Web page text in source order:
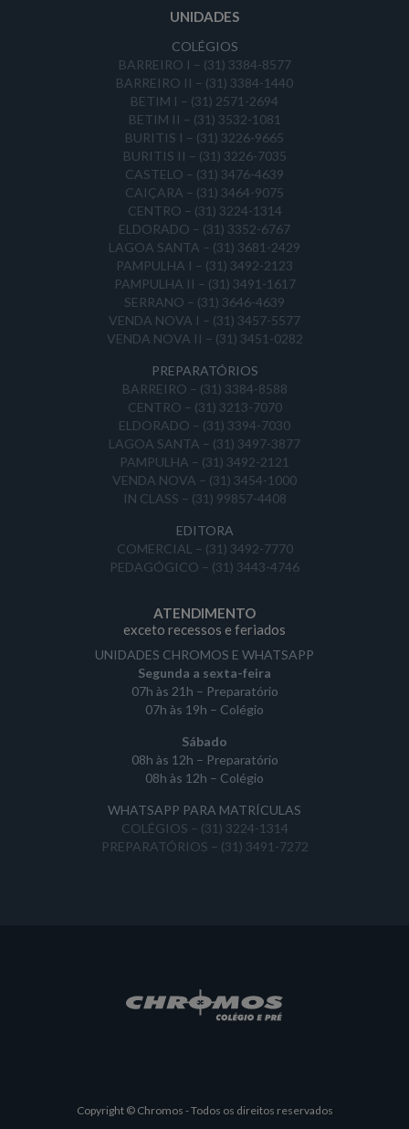
UNIDADES
COLÉGIOS
BARREIRO I – (31) 3384-8577
BARREIRO II – (31) 3384-1440
BETIM I – (31) 2571-2694
BETIM II – (31) 3532-1081
BURITIS I – (31) 3226-9665
BURITIS II – (31) 3226-7035
CASTELO – (31) 3476-4639
CAIÇARA – (31) 3464-9075
CENTRO – (31) 3224-1314
ELDORADO – (31) 3352-6767
LAGOA SANTA – (31) 3681-2429
PAMPULHA I – (31) 3492-2123
PAMPULHA II – (31) 3491-1617
SERRANO – (31) 3646-4639
VENDA NOVA I – (31) 3457-5577
VENDA NOVA II – (31) 3451-0282
PREPARATÓRIOS
BARREIRO – (31) 3384-8588
CENTRO – (31) 3213-7070
ELDORADO – (31) 3394-7030
LAGOA SANTA – (31) 3497-3877
PAMPULHA – (31) 3492-2121
VENDA NOVA – (31) 3454-1000
IN CLASS – (31) 99857-4408
EDITORA
COMERCIAL – (31) 3492-7770
PEDAGÓGICO – (31) 3443-4746
ATENDIMENTO
exceto recessos e feriados
UNIDADES CHROMOS E WHATSAPP
Segunda a sexta-feira
07h às 21h – Preparatório
07h às 19h – Colégio
Sábado
08h às 12h – Preparatório
08h às 12h – Colégio
WHATSAPP PARA MATRÍCULAS
COLÉGIOS – (31) 3224-1314
PREPARATÓRIOS – (31) 3491-7272
Copyright © Chromos - Todos os direitos reservados